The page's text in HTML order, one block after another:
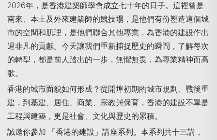
2026年，是香港建築師學會成立七十年的日子。這裡曾是
南來、本土及外來建築師的競技場，是他們有份塑造這個城
市的空間和肌理，是他們聯合其他專業，為香港的建設作出
過非凡的貢獻。今天讓我們重新捕捉歷史的瞬間，了解每次
的轉型，都是前人踏出的一步，無懼無畏，為專業精神而高
歌。
香港的城市面貌如何形成？從開埠初期的城市規劃、戰後重
建，到基建、居住、商業、宗教與保育，香港的建設不單是
工程與建築，更是社會、文化與歷史的累積。
誠邀你參加 「香港的建設」講座系列。本系列共十三講，